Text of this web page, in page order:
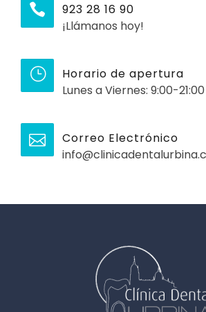
923 28 16 90
¡Llámanos hoy!
Horario de apertura
Lunes a Viernes: 9:00-21:00
Correo Electrónico